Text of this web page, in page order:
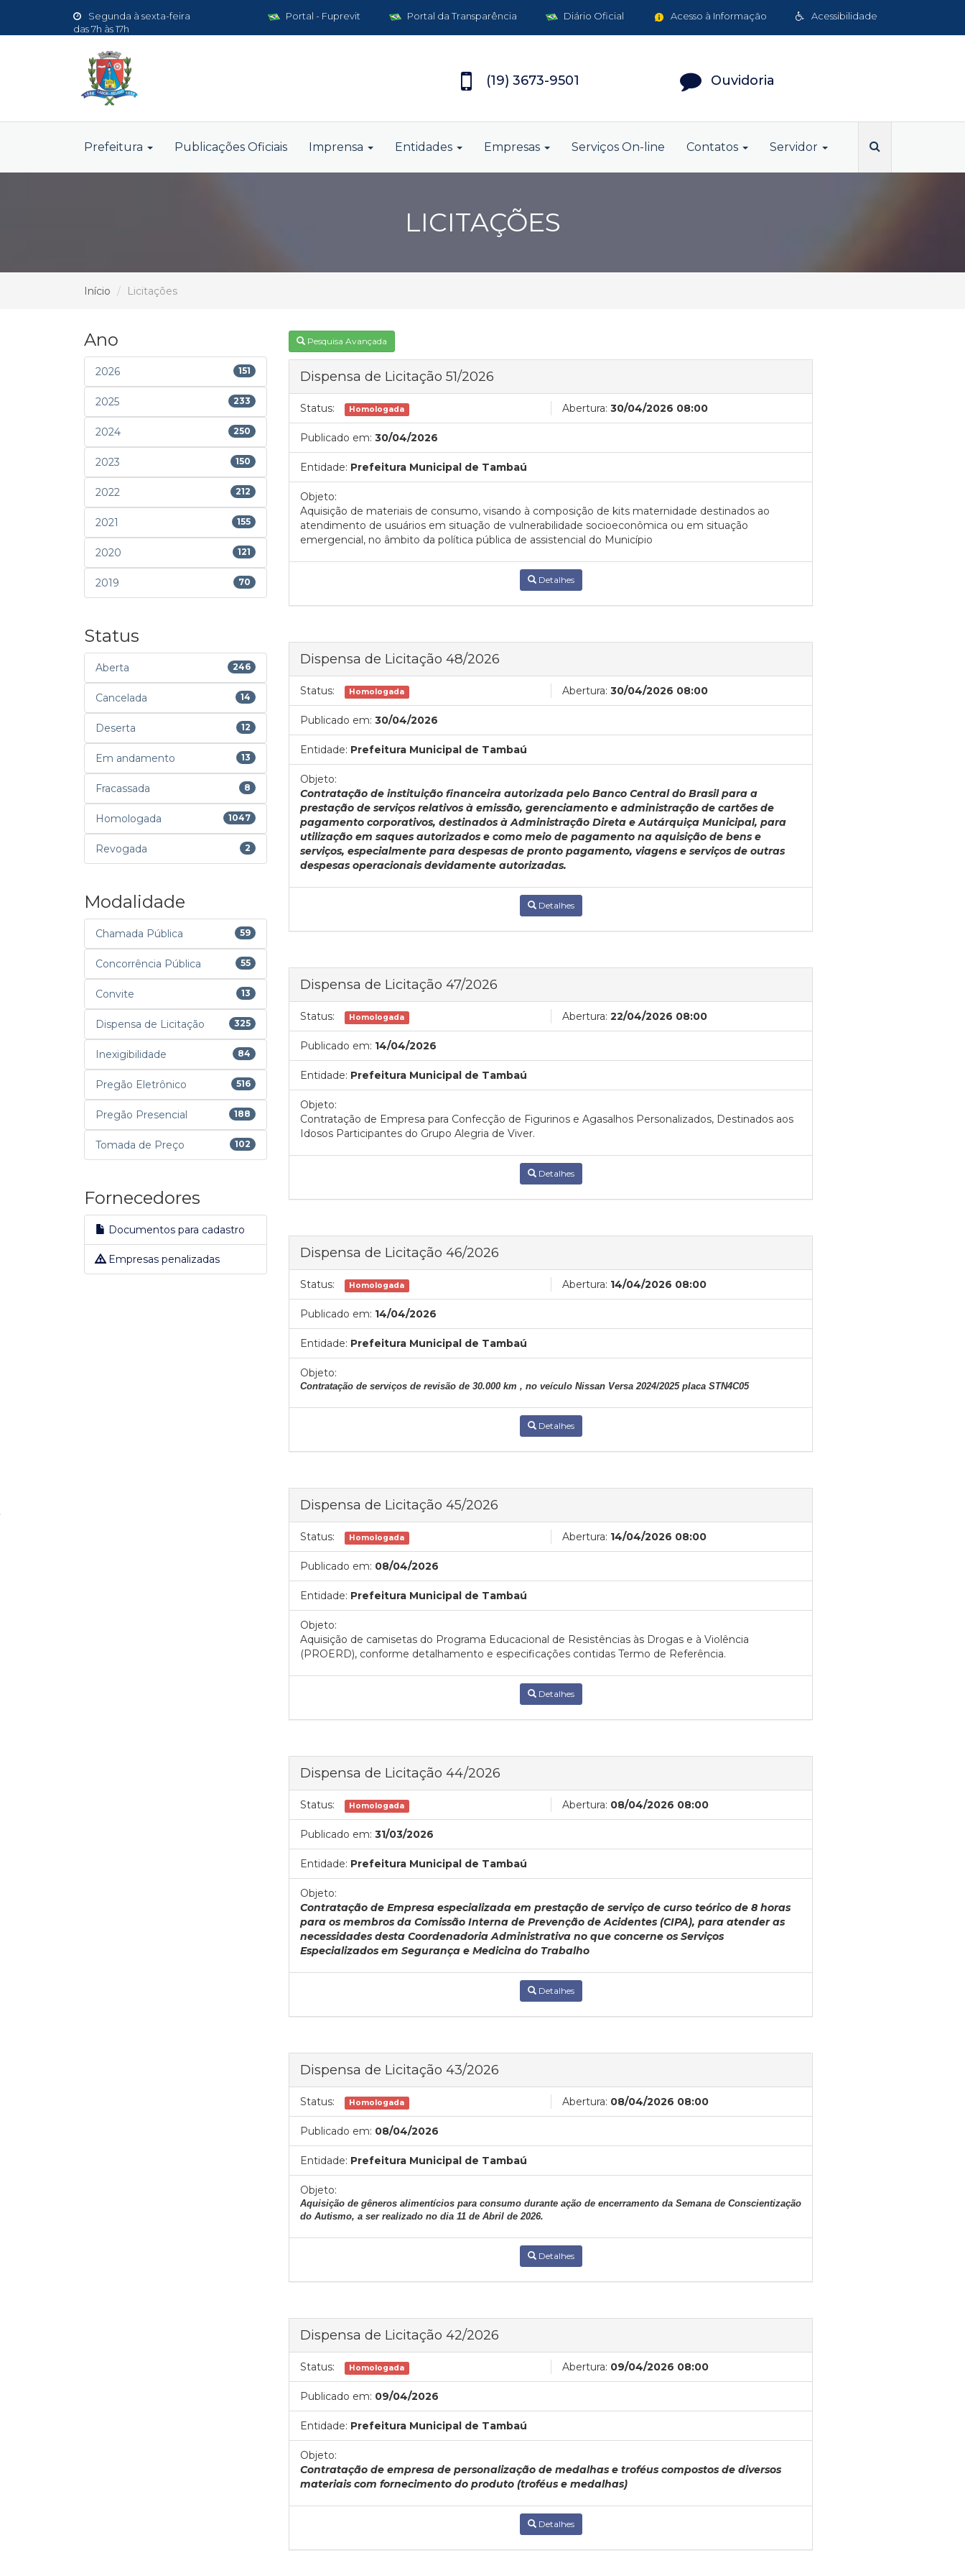
Segunda à sexta-feira
das 7h às 17h
Acessibilidade
Acesso à Informação
Diário Oficial
Portal da Transparência
Portal - Fuprevit
(19) 3673-9501 Ouvidoria
Prefeitura Publicações Oficiais Imprensa Entidades Empresas Serviços On-line Contatos Servidor
LICITAÇÕES
Início Licitações
Ano
2026 151
2025 233
2024 250
2023 150
2022 212
2021 155
2020 121
2019 70
Status
Aberta 246
Cancelada 14
Deserta 12
Em andamento 13
Fracassada 8
Homologada 1047
Revogada 2
Modalidade
Chamada Pública 59
Concorrência Pública 55
Convite 13
Dispensa de Licitação 325
Inexigibilidade 84
Pregão Eletrônico 516
Pregão Presencial 188
Tomada de Preço 102
Fornecedores
Documentos para cadastro
Empresas penalizadas
Pesquisa Avançada
Dispensa de Licitação 51/2026
Status: Homologada Abertura: 30/04/2026 08:00
Publicado em: 30/04/2026
Entidade: Prefeitura Municipal de Tambaú
Objeto:
Aquisição de materiais de consumo, visando à composição de kits maternidade destinados ao
atendimento de usuários em situação de vulnerabilidade socioeconômica ou em situação
emergencial, no âmbito da política pública de assistencial do Município
Detalhes
Dispensa de Licitação 48/2026
Status: Homologada Abertura: 30/04/2026 08:00
Publicado em: 30/04/2026
Entidade: Prefeitura Municipal de Tambaú
Objeto:
Contratação de instituição financeira autorizada pelo Banco Central do Brasil para a
prestação de serviços relativos à emissão, gerenciamento e administração de cartões de
pagamento corporativos, destinados à Administração Direta e Autárquiça Municipal, para
utilização em saques autorizados e como meio de pagamento na aquisição de bens e
serviços, especialmente para despesas de pronto pagamento, viagens e serviços de outras
despesas operacionais devidamente autorizadas.
Detalhes
Dispensa de Licitação 47/2026
Status: Homologada Abertura: 22/04/2026 08:00
Publicado em: 14/04/2026
Entidade: Prefeitura Municipal de Tambaú
Objeto:
Contratação de Empresa para Confecção de Figurinos e Agasalhos Personalizados, Destinados aos
Idosos Participantes do Grupo Alegria de Viver.
Detalhes
Dispensa de Licitação 46/2026
Status: Homologada Abertura: 14/04/2026 08:00
Publicado em: 14/04/2026
Entidade: Prefeitura Municipal de Tambaú
Objeto:
Contratação de serviços de revisão de 30.000 km , no veículo Nissan Versa 2024/2025 placa STN4C05
Detalhes
Dispensa de Licitação 45/2026
Status: Homologada Abertura: 14/04/2026 08:00
Publicado em: 08/04/2026
Entidade: Prefeitura Municipal de Tambaú
Objeto:
Aquisição de camisetas do Programa Educacional de Resistências às Drogas e à Violência
(PROERD), conforme detalhamento e especificações contidas Termo de Referência.
Detalhes
Dispensa de Licitação 44/2026
Status: Homologada Abertura: 08/04/2026 08:00
Publicado em: 31/03/2026
Entidade: Prefeitura Municipal de Tambaú
Objeto:
Contratação de Empresa especializada em prestação de serviço de curso teórico de 8 horas
para os membros da Comissão Interna de Prevenção de Acidentes (CIPA), para atender as
necessidades desta Coordenadoria Administrativa no que concerne os Serviços
Especializados em Segurança e Medicina do Trabalho
Detalhes
Dispensa de Licitação 43/2026
Status: Homologada Abertura: 08/04/2026 08:00
Publicado em: 08/04/2026
Entidade: Prefeitura Municipal de Tambaú
Objeto:
Aquisição de gêneros alimentícios para consumo durante ação de encerramento da Semana de Conscientização
do Autismo, a ser realizado no dia 11 de Abril de 2026.
Detalhes
Dispensa de Licitação 42/2026
Status: Homologada Abertura: 09/04/2026 08:00
Publicado em: 09/04/2026
Entidade: Prefeitura Municipal de Tambaú
Objeto:
Contratação de empresa de personalização de medalhas e troféus compostos de diversos
materiais com fornecimento do produto (troféus e medalhas)
Detalhes